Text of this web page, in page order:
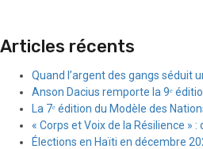
Articles récents
Quand l’argent des gangs séduit
Anson Dacius remporte la 9ᵉ
La 7ᵉ édition du Modèle des
« Corps et Voix de la Résilience »
Élections en Haïti en décembre